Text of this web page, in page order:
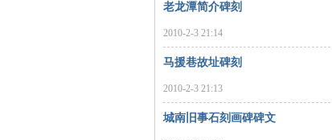
沙
老龙潭简介碑刻
2010-2-3 21:14
马援巷故址碑刻
2010-2-3 21:13
城南旧事石刻画碑碑文